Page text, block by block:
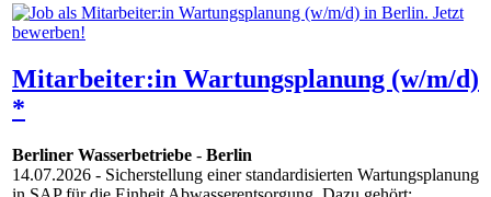
Mitarbeiter:in Wartungsplanung (w/m/d)
*
Berliner Wasserbetriebe - Berlin
14.07.2026 - Sicherstellung einer standardisierten Wartungsplanung